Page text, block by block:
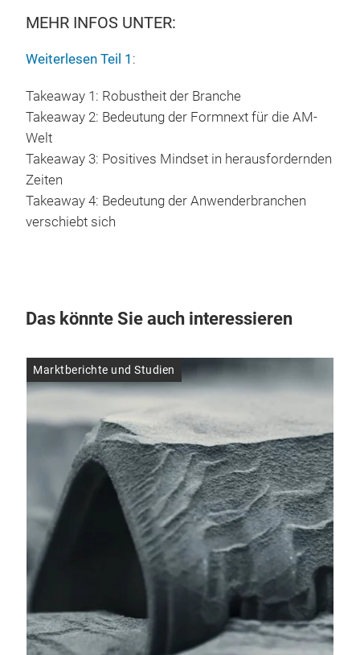
MEHR INFOS UNTER:
Weiterlesen Teil 1 :
Takeaway 1: Robustheit der Branche
Takeaway 2: Bedeutung der Formnext für die AM-
Welt
Takeaway 3: Positives Mindset in herausfordernden
Zeiten
Takeaway 4: Bedeutung der Anwenderbranchen
verschiebt sich
Das könnte Sie auch interessieren
Marktberichte und Studien